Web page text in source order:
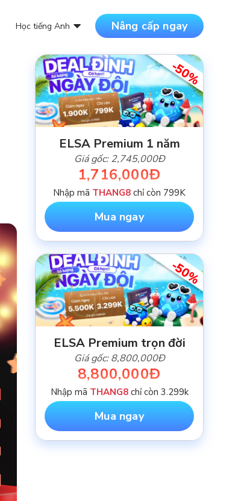
Học tiếng Anh Nâng cấp ngay
DANH MỤC BÀI VIẾT
NỘI DUNG MỚI NHẤT
-50%
ELSA Premium 1 năm
Giá gốc: 2,745,000Đ
1,716,000Đ
Nhập mã THANG8 chỉ còn 799K
Mua ngay
-50%
ELSA Premium trọn đời
Giá gốc: 8,800,000Đ
8,800,000Đ
Nhập mã THANG8chỉ còn 3.299k
Mua ngay